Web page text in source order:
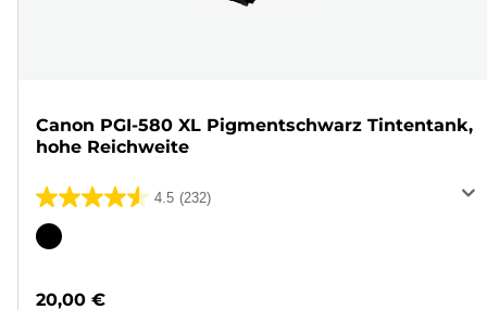
Canon PGI-580 XL Pigmentschwarz Tintentank,
hohe Reichweite
4.5 (232)
4.5
von
Farbpatrone
20,00 €